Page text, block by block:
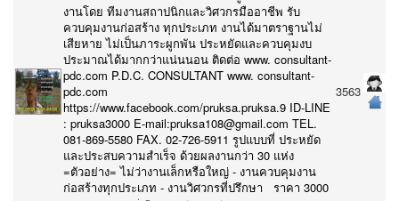
งานโดย ทีมงานสถาปนิกและวิศวกรมืออาชีพ รับ
ควบคุมงานก่อสร้าง ทุกประเภท งานได้มาตราฐานไม่
เสียหาย ไม่เป็นภาระผูกพัน ประหยัดและควบคุมงบ
ประมาณได้มากกว่าแน่นนอน ติดต่อ www. consultant-
pdc.com P.D.C. CONSULTANT www. consultant-
pdc.com
https://www.facebook.com/pruksa.pruksa.9 ID-LINE
: pruksa3000 E-mail:pruksa108@gmail.com TEL.
081-869-5580 FAX. 02-726-5911 รูปแบบที่ ประหยัด
และประสบความสำเร็จ ด้วยผลงานกว่า 30 แห่ง
=ตัวอย่าง= ไม่ว่างานเล็กหรือใหญ่ - งานควบคุมงาน
ก่อสร้างทุกประเภท - งานวิศวกรที่ปรึกษา ราคา 3000
3563